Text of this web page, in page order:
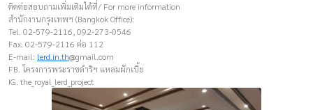
ติดต่อสอบถามเพิ่มเติมได้ที่/ For more information
สำนักงานกรุงเทพฯ (Bangkok Office):
Tel. 02-579-2116, 092-273-0546
Fax. 02-579-2116 ต่อ 112
E-mail: lerd.in.th@gmail.com
FB. โครงการพระราชดำริฯ แหลมผักเบี้ย
IG. the_royal_lerd_project